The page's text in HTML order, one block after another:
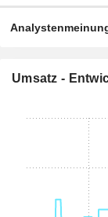
Umsatz -